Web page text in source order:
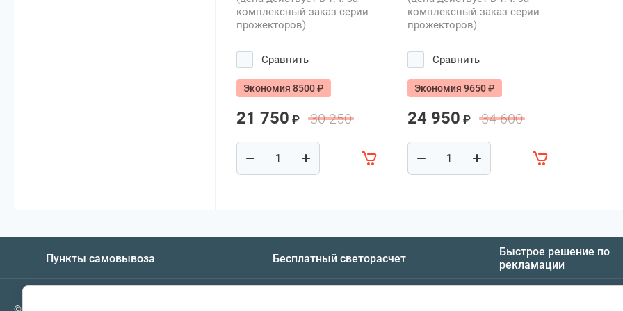
комплексный заказ серии
прожекторов)
Сравнить
Экономия 8500 ₽
21 750 ₽ 30 250
комплексный заказ серии
прожекторов)
Сравнить
Экономия 9650 ₽
24 950 ₽ 34 600
Пункты самовывоза Бесплатный светорасчет
Быстрое решение по
рекламации